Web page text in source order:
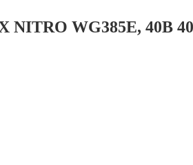
NITRO WG385E, 40В